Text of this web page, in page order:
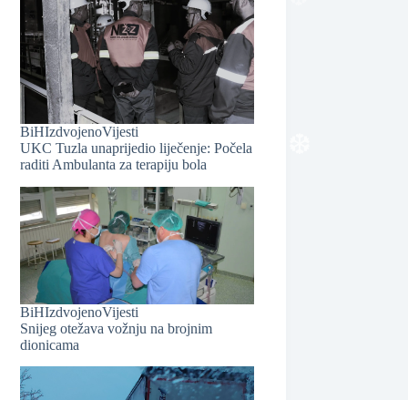
BiHIzdvojenoVijesti
UKC Tuzla unaprijedio liječenje: Počela
raditi Ambulanta za terapiju bola
BiHIzdvojenoVijesti
Snijeg otežava vožnju na brojnim
dionicama